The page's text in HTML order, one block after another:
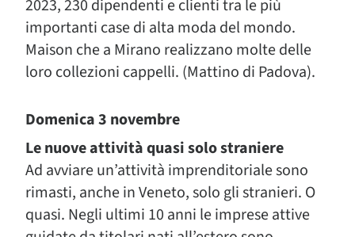
2023, 230 dipendenti e clienti tra le più
importanti case di alta moda del mondo.
Maison che a Mirano realizzano molte delle
loro collezioni cappelli. (Mattino di Padova).
Domenica 3 novembre
Le nuove attività quasi solo straniere
Ad avviare un’attività imprenditoriale sono
rimasti, anche in Veneto, solo gli stranieri. O
quasi. Negli ultimi 10 anni le imprese attive